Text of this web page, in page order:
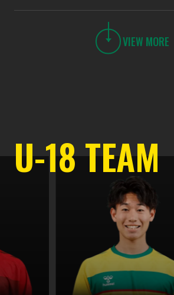
VIEW MORE
U-18 TEAM